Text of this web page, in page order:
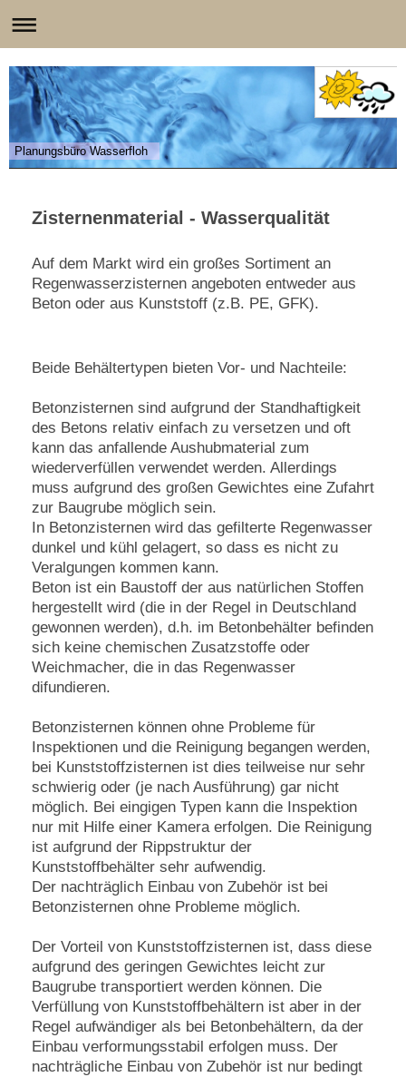
Planungsbüro Wasserfloh
Zisternenmaterial - Wasserqualität
Auf dem Markt wird ein großes Sortiment an
Regenwasserzisternen angeboten entweder aus
Beton oder aus Kunststoff (z.B. PE, GFK).
Beide Behältertypen bieten Vor- und Nachteile:
Betonzisternen sind aufgrund der Standhaftigkeit
des Betons relativ einfach zu versetzen und oft
kann das anfallende Aushubmaterial zum
wiederverfüllen verwendet werden. Allerdings
muss aufgrund des großen Gewichtes eine Zufahrt
zur Baugrube möglich sein.
In Betonzisternen wird das gefilterte Regenwasser
dunkel und kühl gelagert, so dass es nicht zu
Veralgungen kommen kann.
Beton ist ein Baustoff der aus natürlichen Stoffen
hergestellt wird (die in der Regel in Deutschland
gewonnen werden), d.h. im Betonbehälter befinden
sich keine chemischen Zusatzstoffe oder
Weichmacher, die in das Regenwasser
difundieren.
Betonzisternen können ohne Probleme für
Inspektionen und die Reinigung begangen werden,
bei Kunststoffzisternen ist dies teilweise nur sehr
schwierig oder (je nach Ausführung) gar nicht
möglich. Bei eingigen Typen kann die Inspektion
nur mit Hilfe einer Kamera erfolgen. Die Reinigung
ist aufgrund der Rippstruktur der
Kunststoffbehälter sehr aufwendig.
Der nachträglich Einbau von Zubehör ist bei
Betonzisternen ohne Probleme möglich.
Der Vorteil von Kunststoffzisternen ist, dass diese
aufgrund des geringen Gewichtes leicht zur
Baugrube transportiert werden können. Die
Verfüllung von Kunststoffbehältern ist aber in der
Regel aufwändiger als bei Betonbehältern, da der
Einbau verformungsstabil erfolgen muss. Der
nachträgliche Einbau von Zubehör ist nur bedingt